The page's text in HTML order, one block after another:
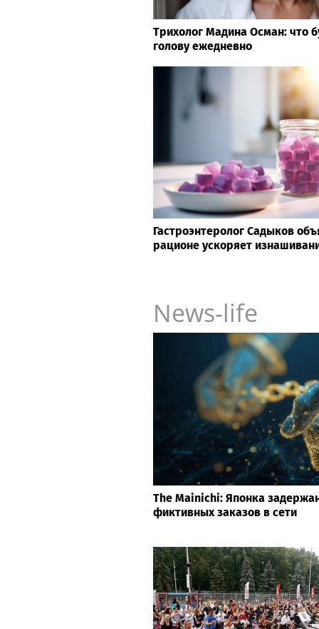
Трихолог Мадина Осман: что
голову ежедневно
Гастроэнтеролог Садыков
рационе ускоряет
News-life
The Mainichi: Японка
фиктивных заказов в сети